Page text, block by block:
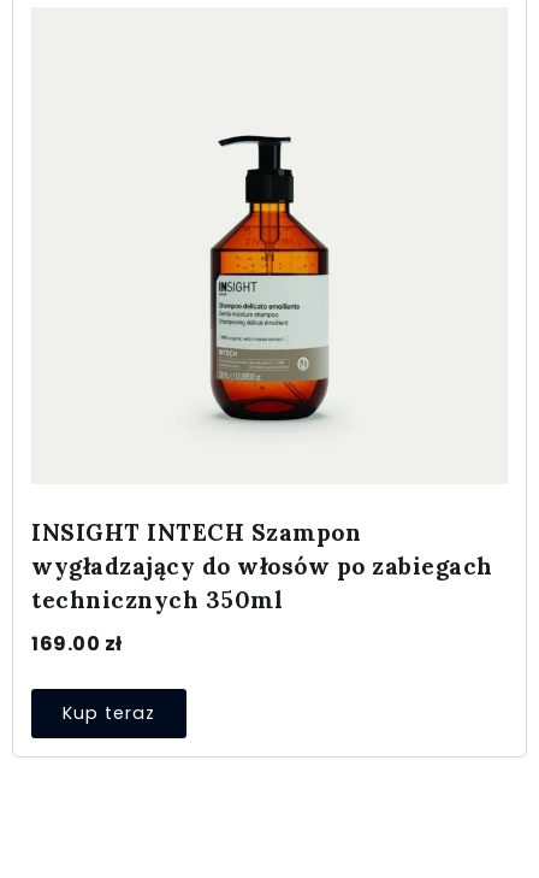
INSIGHT INTECH Szampon
wygładzający do włosów po zabiegach
technicznych 350ml
169.00 zł
Kup teraz